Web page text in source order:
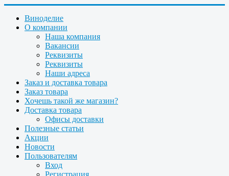
Виноделие
О компании
Наша компания
Вакансии
Реквизиты
Реквизиты
Наши адреса
Заказ и доставка товара
Заказ товара
Хочешь такой же магазин?
Доставка товара
Офисы доставки
Полезные статьи
Акции
Новости
Пользователям
Вход
Регистрация